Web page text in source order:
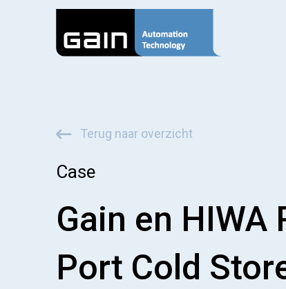
Terug naar overzicht
Case
Gain en HIWA
Port Cold